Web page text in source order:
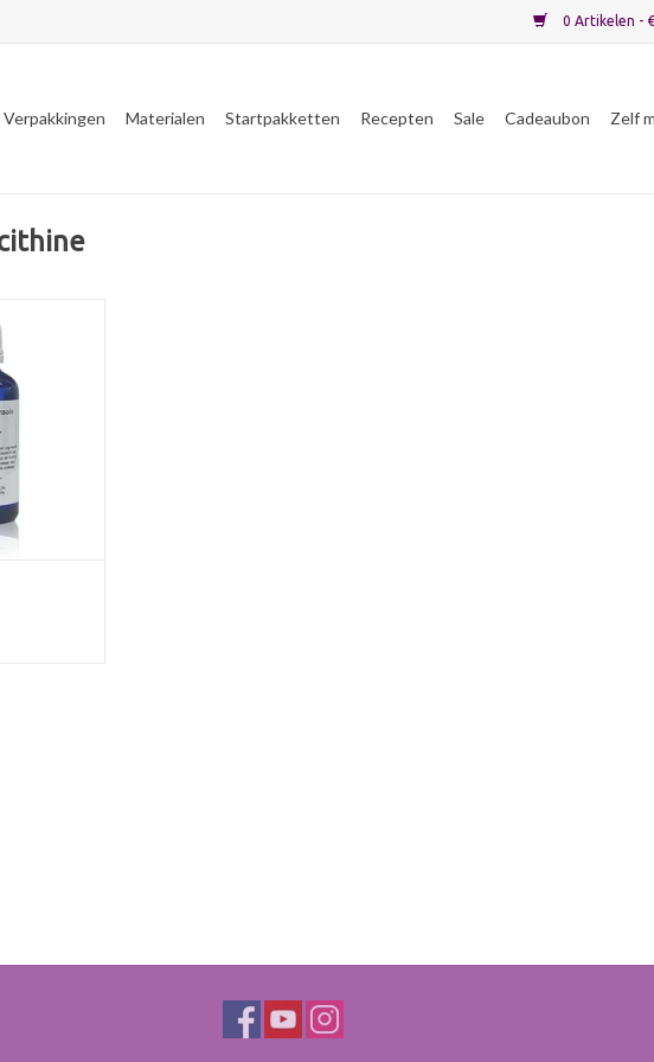
0 Artikelen -
Verpakkingen Materialen Startpakketten Recepten Sale Cadeaubon Zelf
gebruikt
van siliconen
en als